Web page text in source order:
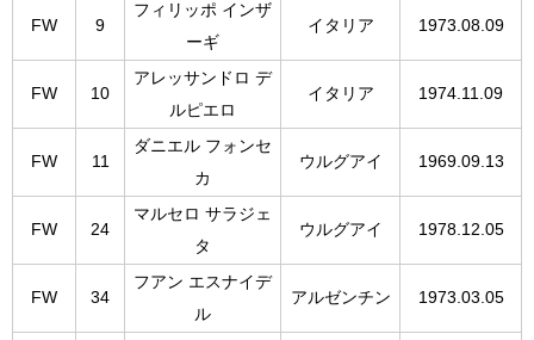
FW 9
フィリッポ インザ
ーギ
イタリア 1973.08.09
FW 10
アレッサンドロ デ
ルピエロ
イタリア 1974.11.09
FW 11
ダニエル フォンセ
カ
ウルグアイ 1969.09.13
FW 24
マルセロ サラジェ
タ
ウルグアイ 1978.12.05
FW 34
フアン エスナイデ
ル
アルゼンチン 1973.03.05